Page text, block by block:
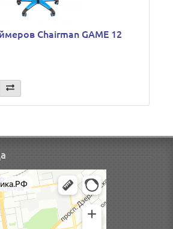
Chairman GAME 12